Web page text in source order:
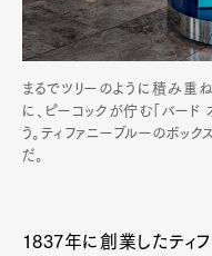
まるでツリーのように積み重
に、ピーコックが佇む「バード
う。ティファニーブルーのボッ
だ。
1837年に創業したティ